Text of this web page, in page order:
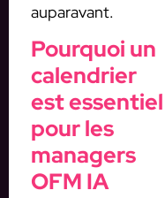
auparavant.
Pourquoi un
calendrier
est essentiel
pour les
managers
OFM IA